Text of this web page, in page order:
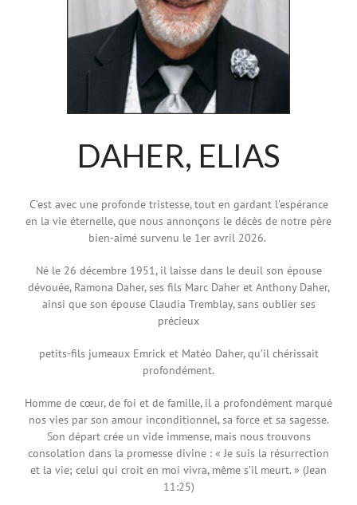
DAHER, ELIAS
C’est avec une profonde tristesse, tout en gardant l’espérance
en la vie éternelle, que nous annonçons le décès de notre père
bien-aimé survenu le 1er avril 2026.
Né le 26 décembre 1951, il laisse dans le deuil son épouse
dévouée, Ramona Daher, ses fils Marc Daher et Anthony Daher,
ainsi que son épouse Claudia Tremblay, sans oublier ses
précieux
petits-fils jumeaux Emrick et Matéo Daher, qu’il chérissait
profondément.
Homme de cœur, de foi et de famille, il a profondément marqué
nos vies par son amour inconditionnel, sa force et sa sagesse.
Son départ crée un vide immense, mais nous trouvons
consolation dans la promesse divine : « Je suis la résurrection
et la vie; celui qui croit en moi vivra, même s’il meurt. » (Jean
11:25)